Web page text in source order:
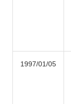
1997/01/05